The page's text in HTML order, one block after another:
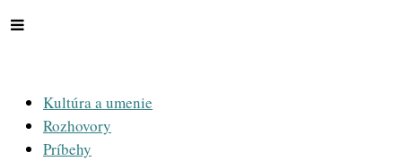
Kultúra a umenie
Rozhovory
Príbehy